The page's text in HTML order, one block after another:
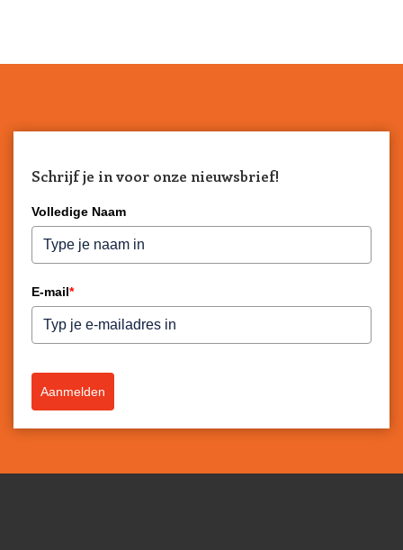
Schrijf je in voor onze nieuwsbrief!
Volledige Naam
E-mail*
Aanmelden